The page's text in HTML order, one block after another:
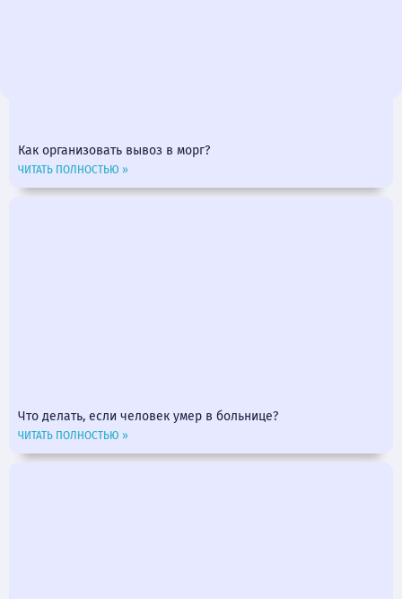
Как организовать вывоз в морг?
ЧИТАТЬ ПОЛНОСТЬЮ »
Что делать, если человек умер в больнице?
ЧИТАТЬ ПОЛНОСТЬЮ »